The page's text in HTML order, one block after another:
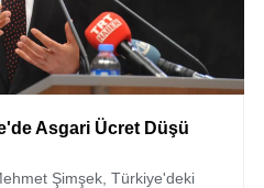
Asgari Ücret Düşü
Şimşek, Türkiye'deki